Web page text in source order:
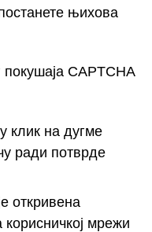
њихова
CAPTCHA
клик на дугме
ради потврде
откривена
мрежи